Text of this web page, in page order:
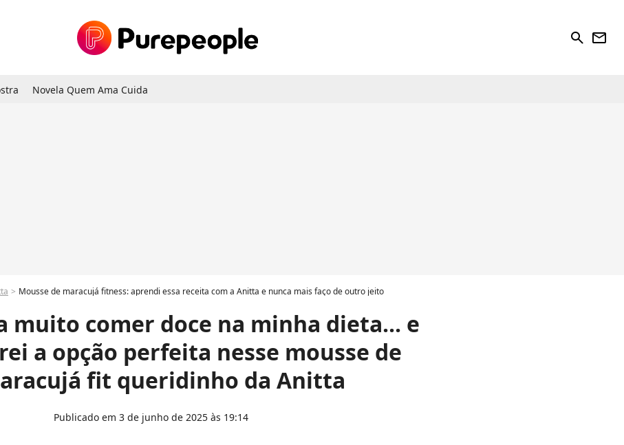
search newsletter
Novela Quem Ama Cuida
Mousse de maracujá fitness: aprendi essa receita com a Anitta e nunca mais faço de outro jeito
muito comer doce na minha dieta... e
a opção perfeita nesse mousse de
fit queridinho da Anitta
Publicado em 3 de junho de 2025 às 19:14